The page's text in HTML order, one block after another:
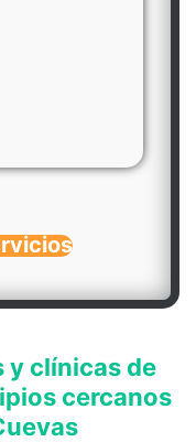
y clínicas de
cercanos